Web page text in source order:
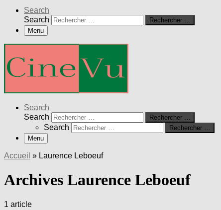
Search
Search
Rechercher …
Menu
Search
Search
Rechercher …
Search
Rechercher …
Menu
Accueil » Laurence Leboeuf
Archives Laurence Leboeuf
1 article